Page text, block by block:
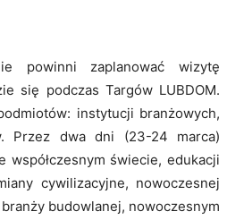
powinni zaplanować wizytę
się podczas Targów LUBDOM.
instytucji branżowych,
Przez dwa dni (23-24 marca)
świecie, edukacji
cywilizacyjne, nowoczesnej
budowlanej, nowoczesnym